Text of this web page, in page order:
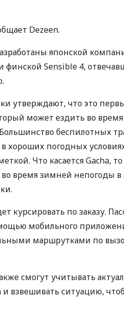
Dezeen.
японской
финской Sensible 4,
утверждают, что это
может ездить во
беспилотных
хороших погодных
Что касается Gacha,
время зимней непогоды
курсировать по заказу.
мобильного
маршрутками по
смогут учитывать
и взвешивать ситуацию,